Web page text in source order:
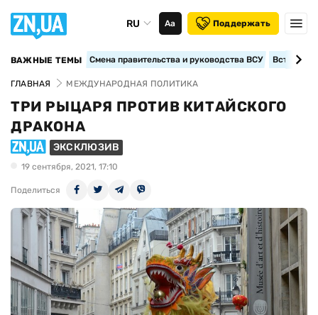
RU Аа Поддержать
ВАЖНЫЕ ТЕМЫ Смена правительства и руководства ВСУ
ГЛАВНАЯ МЕЖДУНАРОДНАЯ ПОЛИТИКА
ТРИ РЫЦАРЯ ПРОТИВ КИТАЙСКОГО
ДРАКОНА
ЭКСКЛЮЗИВ
19 сентября, 2021, 17:10
Поделиться